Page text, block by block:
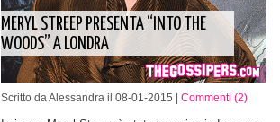
MERYL STREEP PRESENTA “INTO THE
WOODS” A LONDRA
Scritto da Alessandra il 08-01-2015 | Commenti (2)